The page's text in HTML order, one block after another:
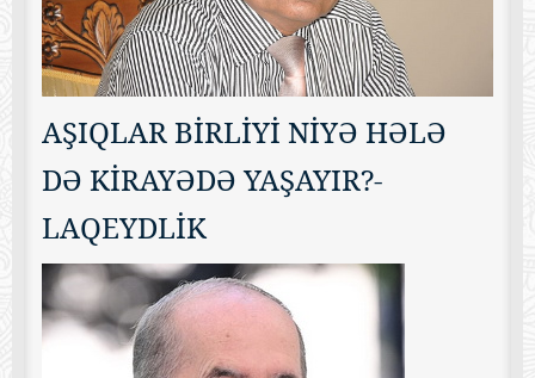
AŞIQLAR BİRLİYİ NİYƏ HƏLƏ
DƏ KİRAYƏDƏ YAŞAYIR?-
LAQEYDLİK